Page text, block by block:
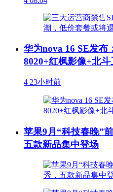
华为nova 16 SE发布
8020+红枫影像+北
4 23小时前
苹果9月“科技春晚”
五款新品集中登场